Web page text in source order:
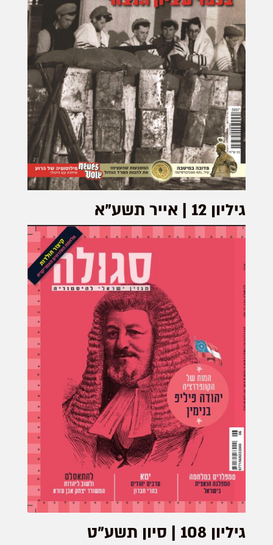
גיליון 12 | אייר תשע"א
גיליון 108 | סיון תשע"ט